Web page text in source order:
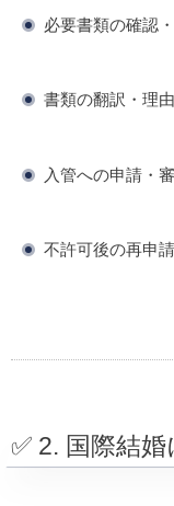
必要書類の確認
書類の翻訳・理
入管への申請・
不許可後の再申
✅ 2. 国際結